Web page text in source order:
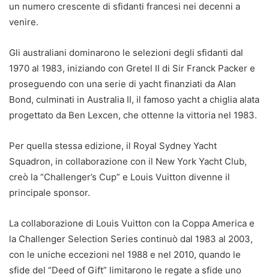
un numero crescente di sfidanti francesi nei decenni a
venire.
Gli australiani dominarono le selezioni degli sfidanti dal
1970 al 1983, iniziando con Gretel II di Sir Franck Packer e
proseguendo con una serie di yacht finanziati da Alan
Bond, culminati in Australia II, il famoso yacht a chiglia alata
progettato da Ben Lexcen, che ottenne la vittoria nel 1983.
Per quella stessa edizione, il Royal Sydney Yacht
Squadron, in collaborazione con il New York Yacht Club,
creò la “Challenger’s Cup” e Louis Vuitton divenne il
principale sponsor.
La collaborazione di Louis Vuitton con la Coppa America e
la Challenger Selection Series continuò dal 1983 al 2003,
con le uniche eccezioni nel 1988 e nel 2010, quando le
sfide del “Deed of Gift” limitarono le regate a sfide uno